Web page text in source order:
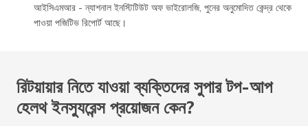
আইসিএমআর - ন্যাশনাল ইনস্টিটিউট অফ ভাইরোলজি, পুনের অনুমোদিত কেন্দ্র থেকে
পাওয়া পজিটিভ রিপোর্ট আছে।
রিটয়ায়ার নিতে যাওয়া ব্যক্তিদের সুপার টপ-আপ
হেলথ ইনস্যুরেন্স প্রয়োজন কেন?